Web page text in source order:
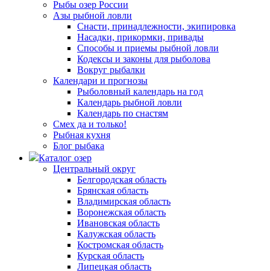
Рыбы озер России
Азы рыбной ловли
Снасти, принадлежности, экипировка
Насадки, прикормки, привады
Способы и приемы рыбной ловли
Кодексы и законы для рыболова
Вокруг рыбалки
Календари и прогнозы
Рыболовный календарь на год
Календарь рыбной ловли
Календарь по снастям
Смех да и только!
Рыбная кухня
Блог рыбака
Каталог озер
Центральный округ
Белгородская область
Брянская область
Владимирская область
Воронежская область
Ивановская область
Калужская область
Костромская область
Курская область
Липецкая область